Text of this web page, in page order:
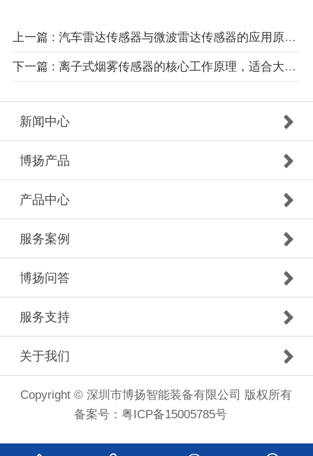
上一篇 : 汽车雷达传感器与微波雷达传感器的应用原理优势
下一篇 : 离子式烟雾传感器的核心工作原理，适合大规模应用的优缺点
新闻中心
博扬产品
产品中心
服务案例
博扬问答
服务支持
关于我们
Copyright © 深圳市博扬智能装备有限公司 版权所有
备案号： 粤ICP备15005785号